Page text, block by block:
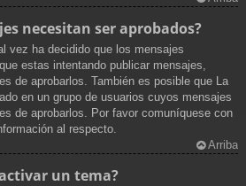
necesitan ser aprobados?
vez ha decidido que los mensajes
estas intentando publicar mensajes,
de aprobarlos. También es posible que La
en un grupo de usuarios cuyos mensajes
de aprobarlos. Por favor comuníquese con
al respecto.
Arriba
un tema?